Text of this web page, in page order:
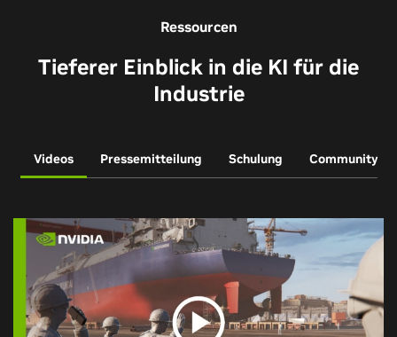
Ressourcen
Tieferer Einblick in die KI für die
Industrie
Videos Pressemitteilung Schulung Community